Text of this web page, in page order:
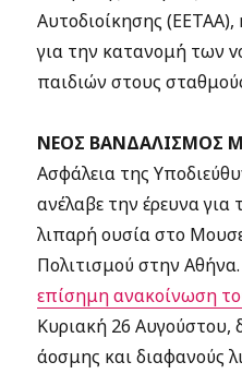
Αυτοδιοίκησης
για την κατανομή των
παιδιών στους
ΝΕΟΣ ΒΑΝΔΑΛΙΣΜΟΣ
Ασφάλεια της
ανέλαβε την έρευνα
λιπαρή ουσία στο
Πολιτισμού στην
επίσημη ανακοίνωση
Κυριακή 26 Αυγούστου,
άοσμης και διαφανούς